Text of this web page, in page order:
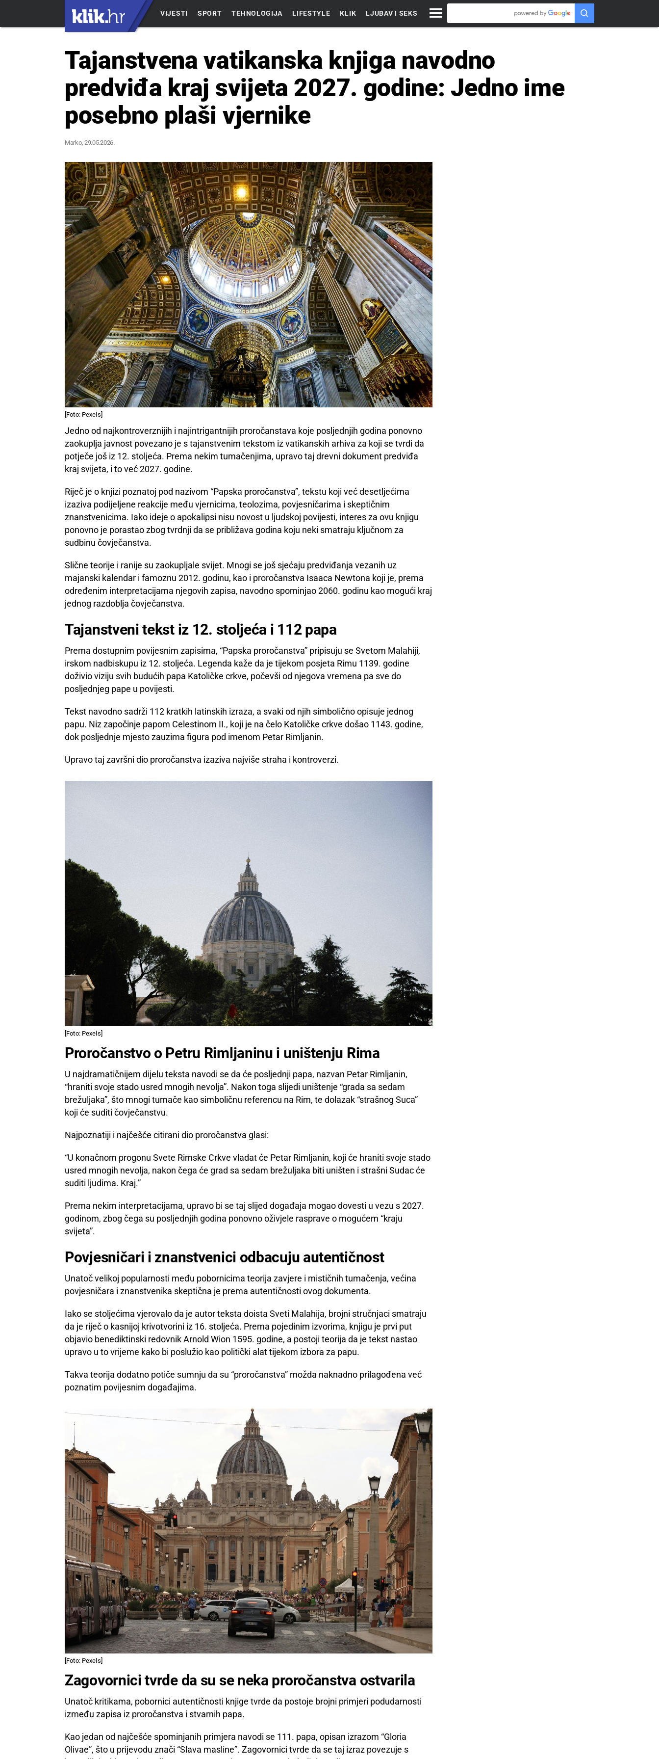
VIJESTI SPORT TEHNOLOGIJA LIFESTYLE KLIK LJUBAV I SEKS
Tajanstvena vatikanska knjiga navodno
predviđa kraj svijeta 2027. godine: Jedno ime
posebno plaši vjernike
Marko, 29.05.2026.
[Foto: Pexels]
Jedno od najkontroverznijih i najintrigantnijih proročanstava koje posljednjih godina ponovno
zaokuplja javnost povezano je s tajanstvenim tekstom iz vatikanskih arhiva za koji se tvrdi da
potječe još iz 12. stoljeća. Prema nekim tumačenjima, upravo taj drevni dokument predviđa
kraj svijeta, i to već 2027. godine.
Riječ je o knjizi poznatoj pod nazivom “Papska proročanstva”, tekstu koji već desetljećima
izaziva podijeljene reakcije među vjernicima, teolozima, povjesničarima i skeptičnim
znanstvenicima. Iako ideje o apokalipsi nisu novost u ljudskoj povijesti, interes za ovu knjigu
ponovno je porastao zbog tvrdnji da se približava godina koju neki smatraju ključnom za
sudbinu čovječanstva.
Slične teorije i ranije su zaokupljale svijet. Mnogi se još sjećaju predviđanja vezanih uz
majanski kalendar i famoznu 2012. godinu, kao i proročanstva Isaaca Newtona koji je, prema
određenim interpretacijama njegovih zapisa, navodno spominjao 2060. godinu kao mogući kraj
jednog razdoblja čovječanstva.
Tajanstveni tekst iz 12. stoljeća i 112 papa
Prema dostupnim povijesnim zapisima, “Papska proročanstva” pripisuju se Svetom Malahiji,
irskom nadbiskupu iz 12. stoljeća. Legenda kaže da je tijekom posjeta Rimu 1139. godine
doživio viziju svih budućih papa Katoličke crkve, počevši od njegova vremena pa sve do
posljednjeg pape u povijesti.
Tekst navodno sadrži 112 kratkih latinskih izraza, a svaki od njih simbolično opisuje jednog
papu. Niz započinje papom Celestinom II., koji je na čelo Katoličke crkve došao 1143. godine,
dok posljednje mjesto zauzima figura pod imenom Petar Rimljanin.
Upravo taj završni dio proročanstva izaziva najviše straha i kontroverzi.
[Foto: Pexels]
Proročanstvo o Petru Rimljaninu i uništenju Rima
U najdramatičnijem dijelu teksta navodi se da će posljednji papa, nazvan Petar Rimljanin,
“hraniti svoje stado usred mnogih nevolja”. Nakon toga slijedi uništenje “grada sa sedam
brežuljaka”, što mnogi tumače kao simboličnu referencu na Rim, te dolazak “strašnog Suca”
koji će suditi čovječanstvu.
Najpoznatiji i najčešće citirani dio proročanstva glasi:
“U konačnom progonu Svete Rimske Crkve vladat će Petar Rimljanin, koji će hraniti svoje stado
usred mnogih nevolja, nakon čega će grad sa sedam brežuljaka biti uništen i strašni Sudac će
suditi ljudima. Kraj.”
Prema nekim interpretacijama, upravo bi se taj slijed događaja mogao dovesti u vezu s 2027.
godinom, zbog čega su posljednjih godina ponovno oživjele rasprave o mogućem “kraju
svijeta”.
Povjesničari i znanstvenici odbacuju autentičnost
Unatoč velikoj popularnosti među pobornicima teorija zavjere i mističnih tumačenja, većina
povjesničara i znanstvenika skeptična je prema autentičnosti ovog dokumenta.
Iako se stoljećima vjerovalo da je autor teksta doista Sveti Malahija, brojni stručnjaci smatraju
da je riječ o kasnijoj krivotvorini iz 16. stoljeća. Prema pojedinim izvorima, knjigu je prvi put
objavio benediktinski redovnik Arnold Wion 1595. godine, a postoji teorija da je tekst nastao
upravo u to vrijeme kako bi poslužio kao politički alat tijekom izbora za papu.
Takva teorija dodatno potiče sumnju da su “proročanstva” možda naknadno prilagođena već
poznatim povijesnim događajima.
[Foto: Pexels]
Zagovornici tvrde da su se neka proročanstva ostvarila
Unatoč kritikama, pobornici autentičnosti knjige tvrde da postoje brojni primjeri podudarnosti
između zapisa iz proročanstva i stvarnih papa.
Kao jedan od najčešće spominjanih primjera navodi se 111. papa, opisan izrazom “Gloria
Olivae”, što u prijevodu znači “Slava masline”. Zagovornici tvrde da se taj izraz povezuje s